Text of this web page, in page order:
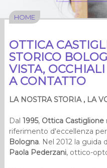
HOME
OTTICA
STORICO
VISTA,
A CONTATTO
​LA NOSTRA STORIA , LA
Dal 1995, Ottica Castiglione
riferimento d'eccellenza
Bologna. Nel 2012 la guida
Paola Pederzani, ottico-